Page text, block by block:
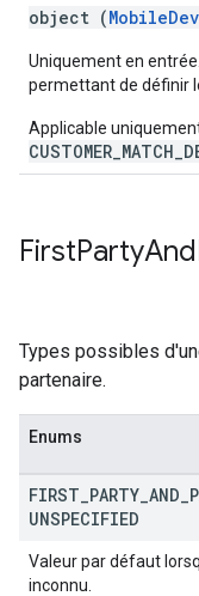
object (
Uniquement en
permettant de définir
Applicable
FirstPartyAnd
Types possibles
partenaire.
Enums
FIRST PARTY AND
UNSPECIFIED
Valeur par défaut
inconnu.